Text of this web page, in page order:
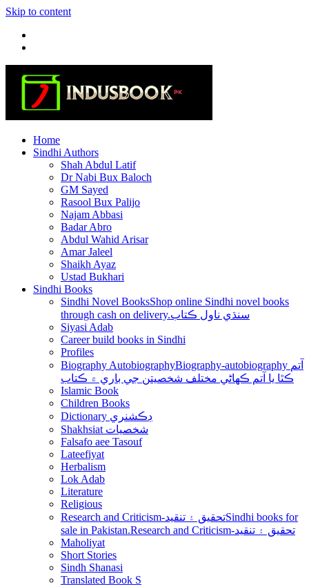
Skip to content
Home
Sindhi Authors
Shah Abdul Latif
Dr Nabi Bux Baloch
GM Sayed
Rasool Bux Palijo
Najam Abbasi
Badar Abro
Abdul Wahid Arisar
Amar Jaleel
Shaikh Ayaz
Ustad Bukhari
Sindhi Books
Sindhi Novel BooksShop online Sindhi novel books
through cash on delivery.سنڌي ناول ڪتاب
Siyasi Adab
Career build books in Sindhi
Profiles
Biography AutobiographyBiography-autobiography آتم
ڪٿا يا آتم ڪھاڻي مختلف شخصيتن جي باري ۾ ڪتاب
Islamic Book
Children Books
Dictionary ڊڪشنري
Shakhsiat شخصيات
Falsafo aee Tasouf
Lateefiyat
Herbalism
Lok Adab
Literature
Religious
Research and Criticism-تحقيق ۽ تنقيدSindhi books for
sale in Pakistan.Research and Criticism-تحقيق ۽ تنقيد
Maholiyat
Short Stories
Sindh Shanasi
Translated Book S